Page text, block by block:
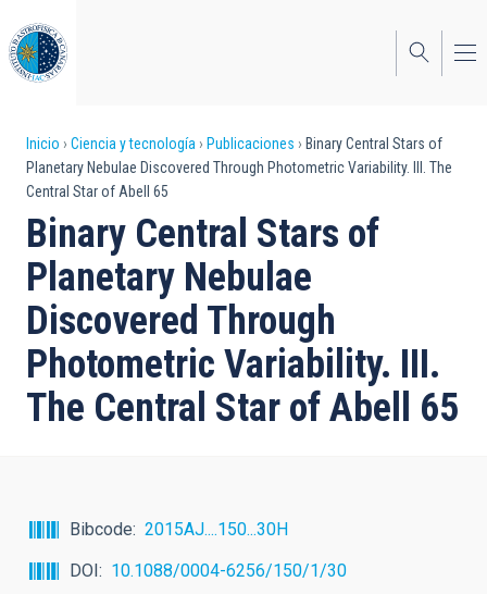
al
contenido
principal
Sobrescribir
enlaces
de
ayuda
a
la
navegación
Inicio Ciencia y tecnología Publicaciones
Binary Central Stars of
Planetary Nebulae Discovered Through Photometric Variability. III. The
Central Star of Abell 65
Binary Central Stars of
Planetary Nebulae
Discovered Through
Photometric Variability. III.
The Central Star of Abell 65
Bibcode
2015AJ....150...30H
DOI
10.1088/0004-6256/150/1/30